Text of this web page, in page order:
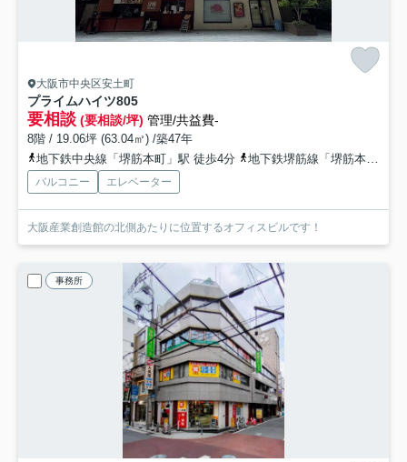
大阪市中央区安土町
プライムハイツ805
要相談 (要相談/坪) 管理/共益費-
8階 / 19.06坪 (63.04㎡) /築47年
地下鉄中央線「堺筋本町」駅 徒歩4分
地下鉄堺筋線「堺筋本町」駅 徒歩4分
バルコニー エレベーター
大阪産業創造館の北側あたりに位置するオフィスビルです！
事務所